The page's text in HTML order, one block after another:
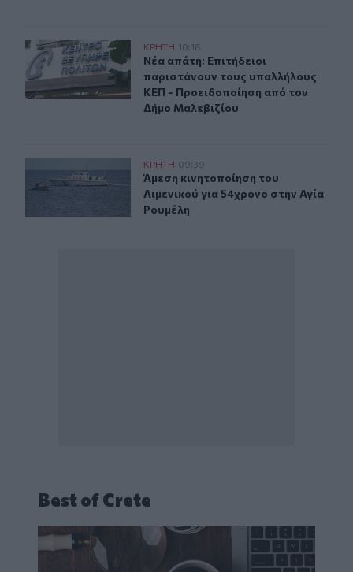
Νέα απάτη: Επιτήδειοι παριστάνουν τους
ΚΡΗΤΗ 10:16
Νέα απάτη: Επιτήδειοι
Νέα απάτη: Επιτήδειοι
παριστάνουν τους υπαλλήλους
ΚΕΠ - Προειδοποίηση από τον
Δήμο Μαλεβιζίου
Άμεση κινητοποίηση του Λιμενικού για 54χρονο στην
ΚΡΗΤΗ 09:39
Άμεση κινητοποίηση του
Άμεση κινητοποίηση του
Λιμενικού για 54χρονο στην Αγία
Ρουμέλη
Best of Crete